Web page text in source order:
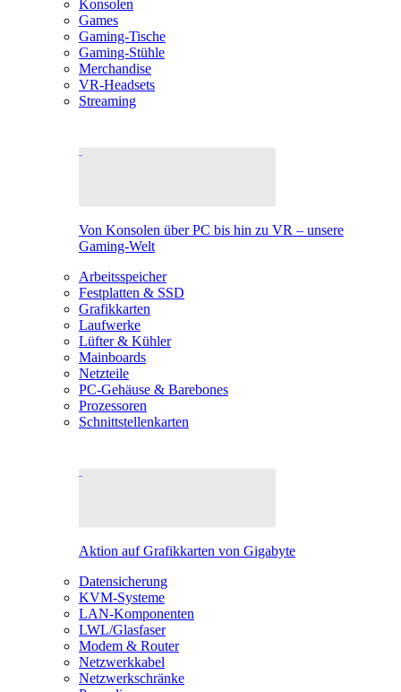
Konsolen
Games
Gaming-Tische
Gaming-Stühle
Merchandise
VR-Headsets
Streaming
Von Konsolen über PC bis hin zu VR – unsere
Gaming-Welt
Arbeitsspeicher
Festplatten & SSD
Grafikkarten
Laufwerke
Lüfter & Kühler
Mainboards
Netzteile
PC-Gehäuse & Barebones
Prozessoren
Schnittstellenkarten
Aktion auf Grafikkarten von Gigabyte
Datensicherung
KVM-Systeme
LAN-Komponenten
LWL/Glasfaser
Modem & Router
Netzwerkkabel
Netzwerkschränke